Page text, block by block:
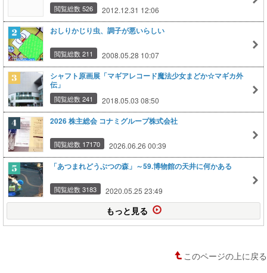
閲覧総数 526 2012.12.31 12:06
おしりかじり虫、調子が悪いらしい
閲覧総数 211 2008.05.28 10:07
シャフト原画展「マギアレコード魔法少女まどか☆マギカ外
伝」
閲覧総数 241 2018.05.03 08:50
2026 株主総会 コナミグループ株式会社
閲覧総数 17170 2026.06.26 00:39
「あつまれどうぶつの森」～59.博物館の天井に何かある
閲覧総数 3183 2020.05.25 23:49
もっと見る
このページの上に戻る